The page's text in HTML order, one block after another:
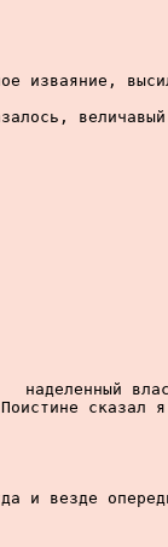
изваяние,
наделенный
сказал
и везде